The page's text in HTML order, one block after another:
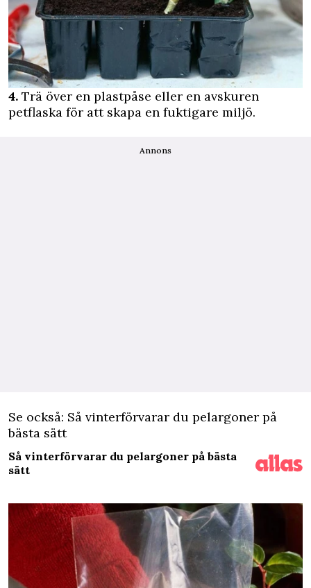
4. Trä över en plastpåse eller en avskuren
petflaska för att skapa en fuktigare miljö.
Annons
Se också: Så vinterförvarar du pelargoner på
bästa sätt
Så vinterförvarar du pelargoner på bästa
sätt